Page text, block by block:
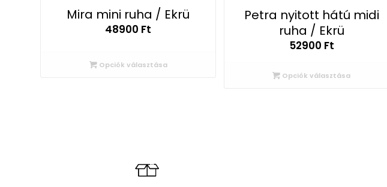
Mira mini ruha / Ekrü
48900 Ft
Opciók választása
Petra nyitott hátú midi
ruha / Ekrü
52900 Ft
Opciók választása